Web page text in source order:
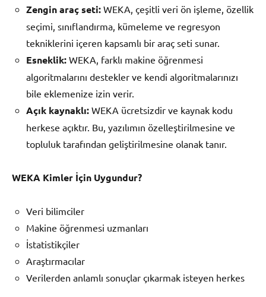
Zengin araç seti: WEKA, çeşitli veri ön işleme, özellik
seçimi, sınıflandırma, kümeleme ve regresyon
tekniklerini içeren kapsamlı bir araç seti sunar.
Esneklik: WEKA, farklı makine öğrenmesi
algoritmalarını destekler ve kendi algoritmalarınızı
bile eklemenize izin verir.
Açık kaynaklı: WEKA ücretsizdir ve kaynak kodu
herkese açıktır. Bu, yazılımın özelleştirilmesine ve
topluluk tarafından geliştirilmesine olanak tanır.
WEKA Kimler İçin Uygundur?
Veri bilimciler
Makine öğrenmesi uzmanları
İstatistikçiler
Araştırmacılar
Verilerden anlamlı sonuçlar çıkarmak isteyen herkes